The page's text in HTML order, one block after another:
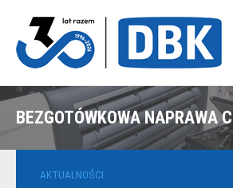
AKTUALNOŚCI